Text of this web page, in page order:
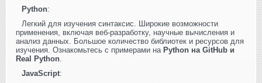
Python:
Легкий для изучения синтаксис. Широкие возможности
применения, включая веб-разработку, научные вычисления и
анализ данных. Большое количество библиотек и ресурсов для
изучения. Ознакомьтесь с примерами на Python на GitHub и
Real Python.
JavaScript: